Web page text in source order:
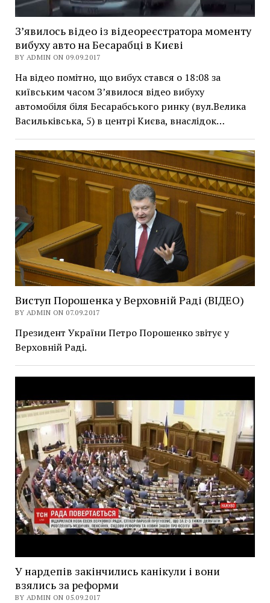
З’явилось відео із відеореєстратора моменту
вибуху авто на Бесарабці в Києві
BY ADMIN ON 09.09.2017
На відео помітно, що вибух стався о 18:08 за
київським часом З’явилося відео вибуху
автомобіля біля Бесарабського ринку (вул.Велика
Васильківська, 5) в центрі Києва, внаслідок…
Виступ Порошенка у Верховній Раді (ВІДЕО)
BY ADMIN ON 07.09.2017
Президент України Петро Порошенко звітує у
Верховній Раді.
У нардепів закінчились канікули і вони
взялись за реформи
BY ADMIN ON 05.09.2017